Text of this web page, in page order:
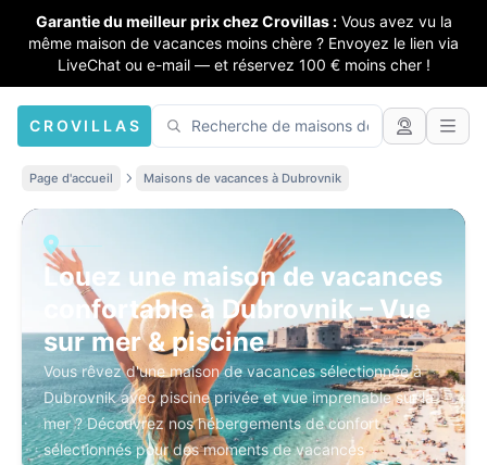
Garantie du meilleur prix chez Crovillas : Vous avez vu la
même maison de vacances moins chère ? Envoyez le lien via
LiveChat ou e-mail — et réservez 100 € moins cher !
CROVILLAS
Page d'accueil Maisons de vacances à Dubrovnik
Louez une maison de vacances
confortable à Dubrovnik – Vue
sur mer & piscine
Vous rêvez d'une maison de vacances sélectionnée à
Dubrovnik avec piscine privée et vue imprenable sur la
mer ? Découvrez nos hébergements de confort
sélectionnés pour des moments de vacances